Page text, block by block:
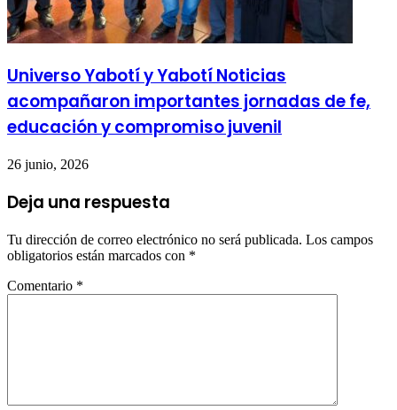
Universo Yabotí y Yabotí Noticias
acompañaron importantes jornadas de fe,
educación y compromiso juvenil
26 junio, 2026
Deja una respuesta
Tu dirección de correo electrónico no será publicada. Los campos
obligatorios están marcados con *
Comentario *